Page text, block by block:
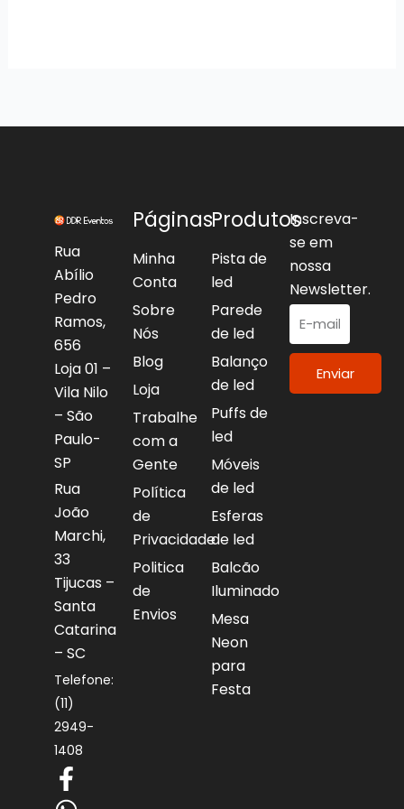
Rua
Abílio
Pedro
Ramos,
656
Loja 01 –
Vila Nilo
– São
Paulo-
SP
Rua
João
Marchi,
33
Tijucas –
Santa
Catarina
– SC
Telefone:
(11)
2949-
1408
F
a
W
h
I
n
Y
o
Páginas
Minha
Conta
Sobre
Nós
Blog
Loja
Trabalhe
com a
Gente
Política
de
Privacidade
Politica
de
Envios
Produtos
Pista de
led
Parede
de led
Balanço
de led
Puffs de
led
Móveis
de led
Esferas
de led
Balcão
Iluminado
Mesa
Neon
para
Festa
Inscreva-
se em
nossa
Newsletter.
Enviar